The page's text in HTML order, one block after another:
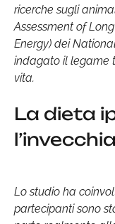
ricerche sugli
Assessment of
Energy) dei
indagato il legame
vita.
La dieta
Lo studio ha
partecipanti sono